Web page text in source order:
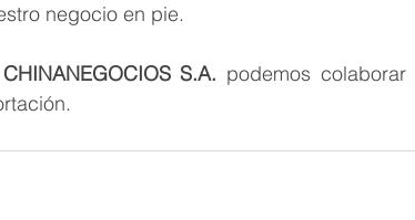
negocio en pie.
CHINANEGOCIOS S.A. podemos